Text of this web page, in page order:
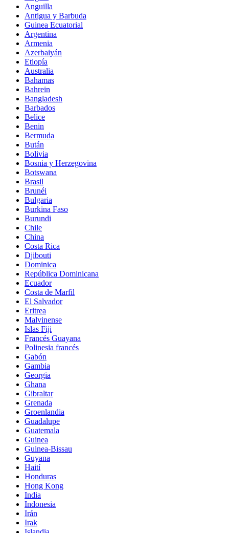
Anguilla
Antigua y Barbuda
Guinea Ecuatorial
Argentina
Armenia
Azerbaiyán
Etiopía
Australia
Bahamas
Bahrein
Bangladesh
Barbados
Belice
Benin
Bermuda
Bután
Bolivia
Bosnia y Herzegovina
Botswana
Brasil
Brunéi
Bulgaria
Burkina Faso
Burundi
Chile
China
Costa Rica
Djibouti
Dominica
República Dominicana
Ecuador
Costa de Marfil
El Salvador
Eritrea
Malvinense
Islas Fiji
Francés Guayana
Polinesia francés
Gabón
Gambia
Georgia
Ghana
Gibraltar
Grenada
Groenlandia
Guadalupe
Guatemala
Guinea
Guinea-Bissau
Guyana
Haití
Honduras
Hong Kong
India
Indonesia
Irán
Irak